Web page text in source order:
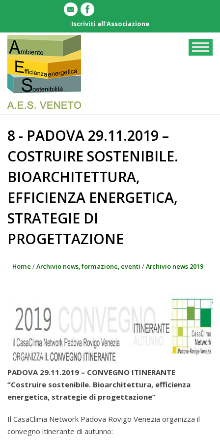
contenuto
principale
Iscriviti all'Associazione
8 - PADOVA 29.11.2019 –
COSTRUIRE SOSTENIBILE.
BIOARCHITETTURA,
EFFICIENZA ENERGETICA,
STRATEGIE DI
PROGETTAZIONE
Home /Archivio news, formazione, eventi /Archivio news 2019
PADOVA 29.11.2019 – CONVEGNO ITINERANTE
“Costruire sostenibile. Bioarchitettura, efficienza
energetica, strategie di progettazione”
Il CasaClima Network Padova Rovigo Venezia organizza il
convegno itinerante di autunno: